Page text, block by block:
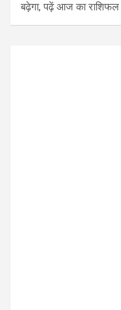
बढ़ेगा, पढ़ें आज का राशिफल